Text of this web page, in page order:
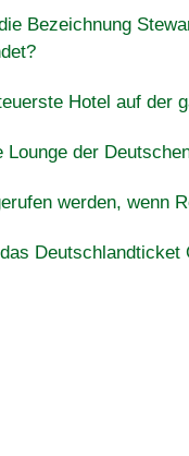
Bezeichnung
Hotel auf der
Lounge der
werden, wenn
Deutschlandticket